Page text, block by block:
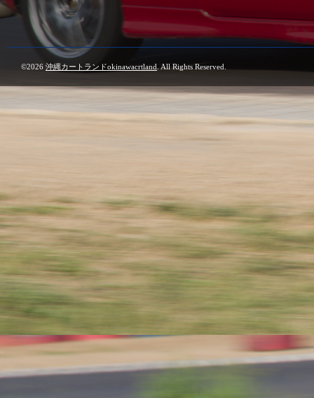
©2026 沖縄カートランドokinawacrtland . All Rights Reserved.